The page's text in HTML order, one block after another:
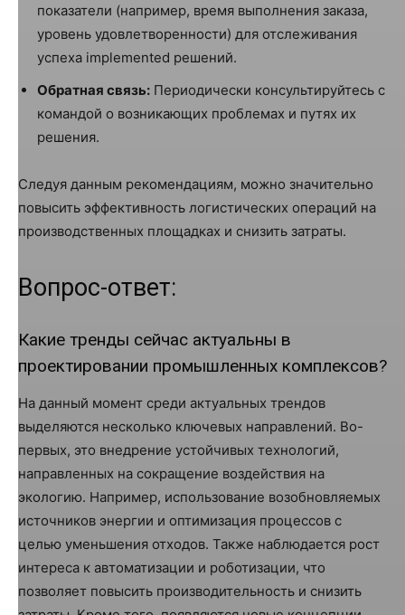
показатели (например, время выполнения заказа,
уровень удовлетворенности) для отслеживания
успеха implemented решений.
Обратная связь: Периодически консультируйтесь с
командой о возникающих проблемах и путях их
решения.
Следуя данным рекомендациям, можно значительно
повысить эффективность логистических операций на
производственных площадках и снизить затраты.
Вопрос-ответ:
Какие тренды сейчас актуальны в
проектировании промышленных комплексов?
На данный момент среди актуальных трендов
выделяются несколько ключевых направлений. Во-
первых, это внедрение устойчивых технологий,
направленных на сокращение воздействия на
экологию. Например, использование возобновляемых
источников энергии и оптимизация процессов с
целью уменьшения отходов. Также наблюдается рост
интереса к автоматизации и роботизации, что
позволяет повысить производительность и снизить